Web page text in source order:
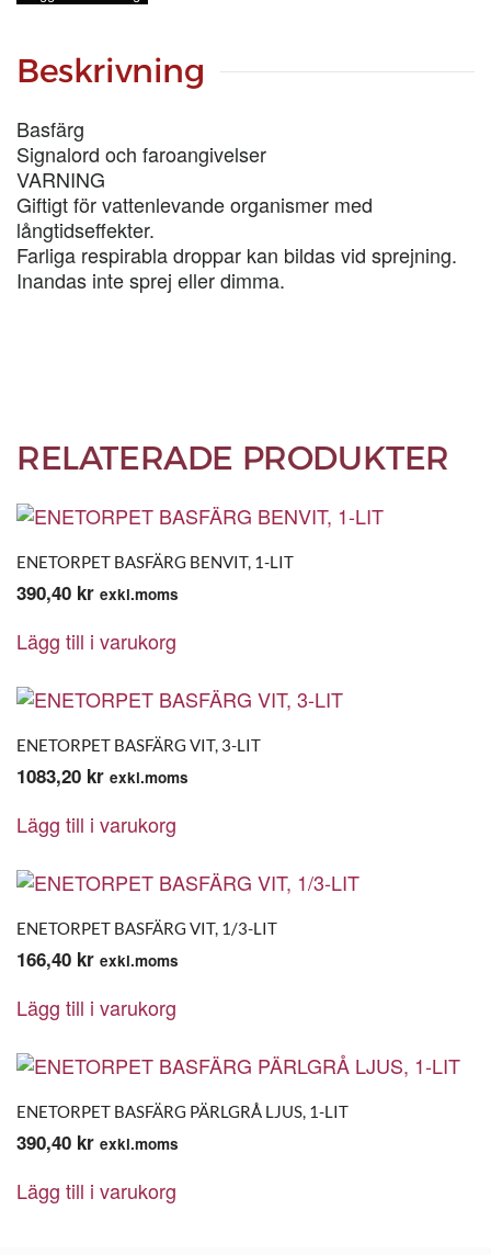
1/3-
mängd
Beskrivning
Basfärg
Signalord och faroangivelser
VARNING
Giftigt för vattenlevande organismer med
långtidseffekter.
Farliga respirabla droppar kan bildas vid sprejning.
Inandas inte sprej eller dimma.
RELATERADE PRODUKTER
ENETORPET BASFÄRG BENVIT, 1-LIT
390,40 kr exkl.moms
Lägg till i varukorg
ENETORPET BASFÄRG VIT, 3-LIT
1083,20 kr exkl.moms
Lägg till i varukorg
ENETORPET BASFÄRG VIT, 1/3-LIT
166,40 kr exkl.moms
Lägg till i varukorg
ENETORPET BASFÄRG PÄRLGRÅ LJUS, 1-LIT
390,40 kr exkl.moms
Lägg till i varukorg